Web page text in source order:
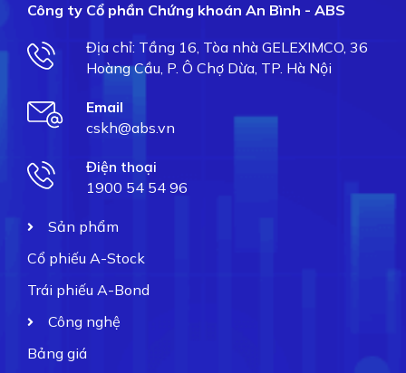
Công ty Cổ phần Chứng khoán An Bình - ABS
Địa chỉ: Tầng 16, Tòa nhà GELEXIMCO, 36
Hoàng Cầu, P. Ô Chợ Dừa, TP. Hà Nội
Email
cskh@abs.vn
Điện thoại
1900 54 54 96
Sản phẩm
Cổ phiếu A-Stock
Trái phiếu A-Bond
Công nghệ
Bảng giá